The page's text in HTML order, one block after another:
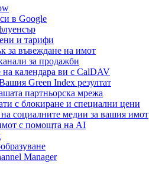
в Google
и тарифи
за въвеждане на имот
за продажби
календара ви с CalDAV
Green Index резултат
партньорска мрежа
с блокиране и специални цени
социалните медии за вашия имот
с помощта на AI
Manager